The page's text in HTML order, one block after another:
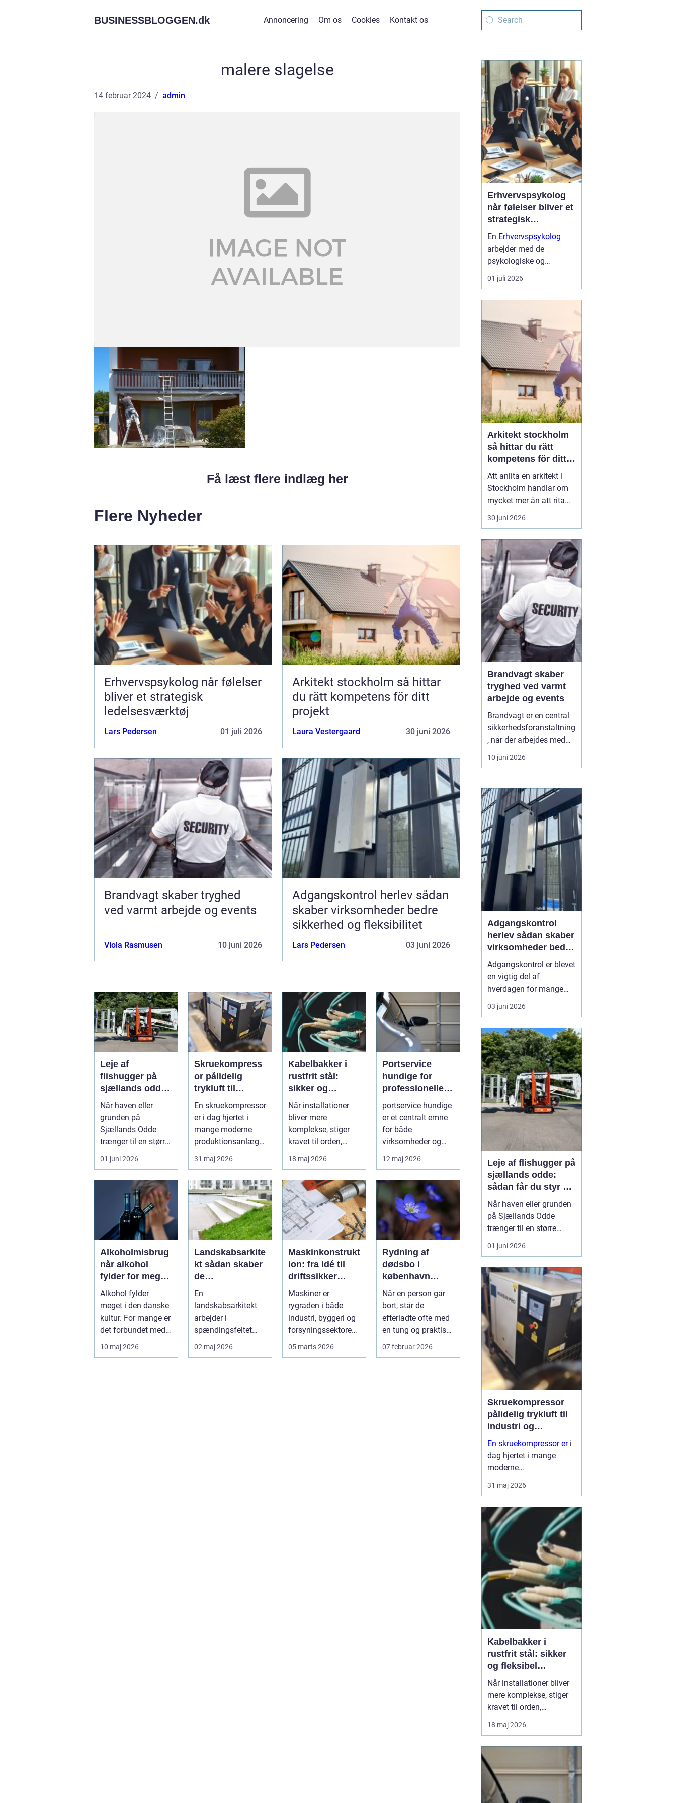
BUSINESSBLOGGEN.dk Annoncering Om os Cookies Kontakt os
malere slagelse
14 februar 2024 admin
Få læst flere indlæg her
Flere Nyheder
Erhvervspsykolog når følelser
bliver et strategisk
ledelsesværktøj
Lars Pedersen 01 juli 2026
Arkitekt stockholm så hittar
du rätt kompetens för ditt
projekt
Laura Vestergaard 30 juni 2026
Brandvagt skaber tryghed
ved varmt arbejde og events
Viola Rasmusen 10 juni 2026
Adgangskontrol herlev sådan
skaber virksomheder bedre
sikkerhed og fleksibilitet
Lars Pedersen 03 juni 2026
Leje af
flishugger på
sjællands odde:
sådan får du
styr på grene og
haveaffald
Når haven eller
grunden på
Sjællands Odde
trænger til en større
oprydning, kan en
flishugger spare m...
01 juni 2026
Skruekompress
or pålidelig
trykluft til
industri og
værksted
En skruekompressor
er i dag hjertet i
mange moderne
produktionsanlæg
og autoværksteder.
Når trykluft...
31 maj 2026
Kabelbakker i
rustfrit stål:
sikker og
fleksibel
kabelføring
Når installationer
bliver mere
komplekse, stiger
kravet til orden,
sikkerhed og
fleksibilitet i kabe...
18 maj 2026
Portservice
hundige for
professionelle
og private
kunder
portservice hundige
er et centralt emne
for både
virksomheder og
private, der ønsker
sikker, stabil ...
12 maj 2026
Alkoholmisbrug
når alkohol
fylder for meget
i hverdagen
Alkohol fylder
meget i den danske
kultur. For mange er
det forbundet med
hygge, fester og
afslapning...
10 maj 2026
Landskabsarkite
kt sådan skaber
de
sammenhæng
mellem byggeri
og natur
En
landskabsarkitekt
arbejder i
spændingsfeltet
mellem natur, by og
mennesker.
02 maj 2026
Maskinkonstrukt
ion: fra idé til
driftssikker
løsning
Maskiner er
rygraden i både
industri, byggeri og
forsyningssektoren.
05 marts 2026
Rydning af
dødsbo i
københavn
sådan får du et
trygt og effektivt
forløb
Når en person går
bort, står de
efterladte ofte med
en tung og praktisk
opgave: rydning af
07 februar 2026
Erhvervspsykolog
når følelser bliver et
strategisk
ledelsesværktøj
En Erhvervspsykolog
arbejder med de
psykologiske og
følelsesmæssige
dynamikker, der påvirker
er ikke terapi i klassisk
forstand, men at styrke
ledelse, samarb...
01 juli 2026
Arkitekt stockholm
så hittar du rätt
kompetens för ditt
projekt
Att anlita en arkitekt i
Stockholm handlar om
mycket mer än att rita
väggar och fönster. En
bra arkitekt väver ihop
och hållbarhet till en
helhet som faktiskt
fungerar i vardagen. I en
stad som växer snabbt,
förtätas och förän...
30 juni 2026
Brandvagt skaber
tryghed ved varmt
arbejde og events
Brandvagt er en central
sikkerhedsforanstaltning
, når der arbejdes med
åben ild, svejsning eller
andre former for varmt
forhøjet risiko for brand.
Mange projekter og
arrangementer kan ikke
gennemføres forsvarligt
uden en tilstede...
10 juni 2026
Adgangskontrol
herlev sådan skaber
virksomheder bedre
sikkerhed og
fleksibilitet
Adgangskontrol er blevet
en vigtig del af
hverdagen for mange
virksomheder,
boligforeninger og
Herlev. Hvor man
tidligere delte fysiske
nøgler ud, vælger flere i
dag digitale systemer,
hvor adgang styres med
kort, brikker e...
03 juni 2026
Leje af flishugger på
sjællands odde:
sådan får du styr på
grene og haveaffald
Når haven eller grunden
på Sjællands Odde
trænger til en større
oprydning, kan en
flishugger spare mange
stedet for at køre utallige
læs til genbrugspladsen
kan grene og kvas
omdannes til brugbar flis
direkte på stedet. Fler...
01 juni 2026
Skruekompressor
pålidelig trykluft til
industri og
værksted
En skruekompressor eri
dag hjertet i mange
moderne
produktionsanlæg og
autoværksteder. Når
og driften kører mange
timer i døgnet, er en
simpel
stempelkompressor
sjælde...
31 maj 2026
Kabelbakker i
rustfrit stål: sikker
og fleksibel
kabelføring
Når installationer bliver
mere komplekse, stiger
kravet til orden,
sikkerhed og fleksibilitet
i kabelføringen. Her
gennemtænkt løsning
mindsker risikoen for
kabelbrud, driftsst...
18 maj 2026